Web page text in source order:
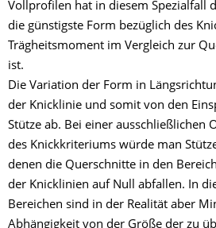
Vollprofilen hat in diesem Spezialfall
die günstigste Form bezüglich des
Trägheitsmoment im Vergleich zur
ist.
Die Variation der Form in
der Knicklinie und somit von den
Stütze ab. Bei einer ausschließlichen
des Knickkriteriums würde man
denen die Querschnitte in den
der Knicklinien auf Null abfallen. In
Bereichen sind in der Realität aber
Abhängigkeit von der Größe der zu